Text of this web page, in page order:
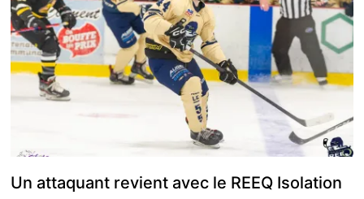
Un attaquant revient avec le REEQ Isolation